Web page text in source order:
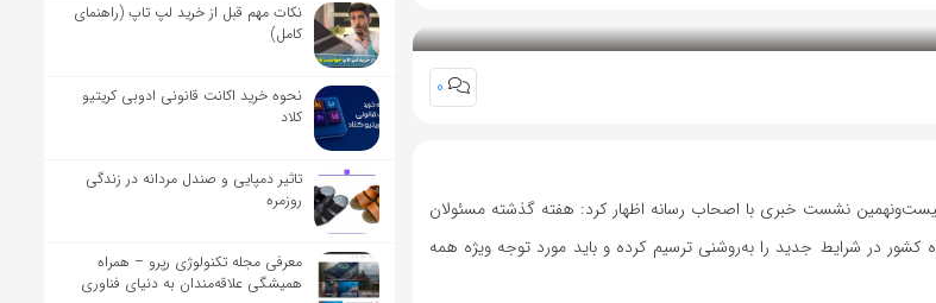
0
بیست‌ونهمین نشست خبری با اصحاب رسانه اظهار کرد: هفته گذشته مسئولان
کشور در شرایط جدید را به‌روشنی ترسیم کرده و باید مورد توجه ویژه همه
نکات مهم قبل از خرید لپ تاپ (راهنمای
کامل)
نحوه خرید اکانت قانونی ادوبی کریتیو
کلاد
تاثیر دمپایی و صندل مردانه در زندگی
روزمره
معرفی مجله تکنولوژی رپرو – همراه
همیشگی علاقه‌مندان به دنیای فناوری